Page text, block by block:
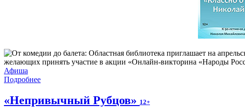
желающих принять участие в акции «Онлайн-викторина «Народы
Афиша
Подробнее
«Непривычный Рубцов» 12+